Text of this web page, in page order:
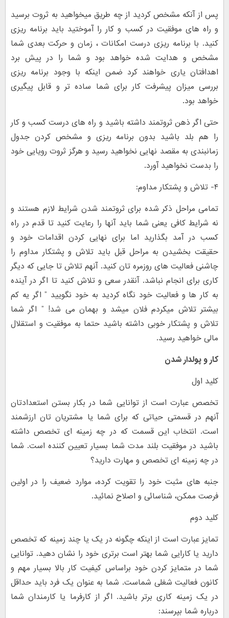
پس از آنکه مشخص کردید از چه طریق میخواهید به ثروت برسید
و راه های موفقیت در کسب و کار را آموختید باید برنامه ریزی
کنید. با برنامه ریزی درست امکانات ، زمان و حرکت بعدی شما
مشخص و هدایت شده خواهد بود و شما را در پیش برد
اهدافتان یاری خواهند کرد ضمن اینکه با وجود برنامه ریزی
بررسی میزان پیشرفت کار برای شما ساده تر و قابل پیگیری
خواهد بود.
حتی اگر ذهن ثروتمند داشته باشید و راه های درست کسب و کار
را هم بلد باشید بدون برنامه ریزی و مشخص کردن جدول
زمانبندی به مقصد نهایی نخواهید رسید و هرگز ثروت رویایی خود
را بدست نخواهید آورد.
۴- تلاش و پشتکار مداوم:
تمامی مراحل ذکر شده برای ثروتمند شدن شرایط لازم هستند و
نه شرایط کافی یعنی شما باید آنها را رعایت کنید تا قدم در راه
کسب در آمد بگذارید اما برای نهایی کردن اقدامات خود و
حقیقت بخشیدن به مراحل قبل باید تلاش و پشتکار مداوم را
چاشنی فعالیت های روزمره تان کنید. آنهم تلاش تا جایی که دیگر
کاری برای انجام نباشد. آنقدر سعی و تلاش کنید تا اگر در آینده
به کار ها و فعالیت خود نگاه کردید به خود نگویید ” اگر یه کم
بیشتر تلاش میکردم فلان میشد و بهمان می شد! ” اگر شما
تلاش و پشتکار خوبی داشته باشید حتما به موفقیت و استقلال
مالی خواهید رسید.
کار و پولدار شدن
کلید اول
تخصص عبارت است از توانایی شما در بکار بستن استعدادتان
آنهم در قسمتی حیاتی که برای شما یا مشتریان تان ارزشمند
است. انتخاب این قسمت که در چه زمینه ای تخصص داشته
باشید در موفقیت بلند مدت شما بسیار تعیین کننده است. شما
در چه زمینه ای تخصص و مهارت دارید؟
جنبه های مثبت خود را تقویت کرده، موارد ضعیف را در اولین
فرصت ممکن، شناسائی و اصلاح نمائید.
کلید دوم
تمایز عبارت است از اینکه چگونه در یک یا چند زمینه که تخصص
دارید یا کارایی شما بهتر است برتری خود را نشان دهید. توانایی
شما در متمایز کردن خود براساس کیفیت کار بالا بسیار مهم و
کانون فعالیت شغلی شماست. شما به عنوان یک فرد باید حداقل
در یک زمینه کاری برتر باشید. اگر از کارفرما یا کارمندان شما
درباره شما بپرسند: